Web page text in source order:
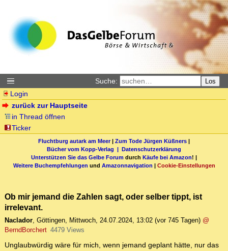
Suche: Los
Login
zurück zur Hauptseite
in Thread öffnen
Ticker
Fluchtburg autark am Meer| Zum Tode Jürgen Küßners |
Bücher vom Kopp-Verlag | Datenschutzerklärung
Unterstützen Sie das Gelbe Forum durch Käufe bei Amazon! |
Weitere Buchempfehlungen und Amazonnavigation | Cookie-Einstellungen
Ob mir jemand die Zahlen sagt, oder selber tippt, ist
irrelevant.
Naclador, Göttingen, Mittwoch, 24.07.2024, 13:02 (vor 745 Tagen) @
BerndBorchert 4479 Views
Unglaubwürdig wäre für mich, wenn jemand geplant hätte, nur das